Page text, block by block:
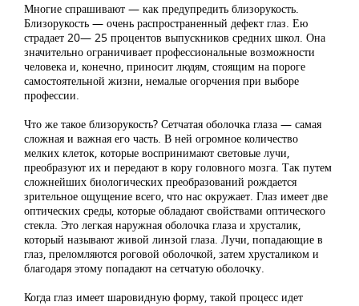
Многие спрашивают — как предупредить близорукость.
Близорукость — очень распространенный дефект глаз. Ею
страдает 20— 25 процентов выпускников средних школ. Она
значительно ограничивает профессиональные возможности
человека и, конечно, приносит людям, стоящим на пороге
самостоятельной жизни, немалые огорчения при выборе
профессии.
Что же такое близорукость? Сетчатая оболочка глаза — самая
сложная и важная его часть. В ней огромное количество
мелких клеток, которые воспринимают световые лучи,
преобразуют их и передают в кору головного мозга. Так путем
сложнейших биологических преобразований рождается
зрительное ощущение всего, что нас окружает. Глаз имеет две
оптических среды, которые обладают свойствами оптического
стекла. Это легкая наружная оболочка глаза и хрусталик,
который называют живой линзой глаза. Лучи, попадающие в
глаз, преломляются роговой оболочкой, затем хрусталиком и
благодаря этому попадают на сетчатую оболочку.
Когда глаз имеет шаровидную форму, такой процесс идет